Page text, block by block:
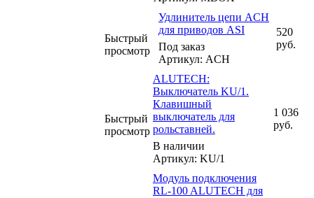
Быстрый
просмотр
Удлинитель цепи ACH
для приводов ASI
Под заказ
Артикул: ACH
520
руб.
Быстрый
просмотр
ALUTECH:
Выключатель KU/1.
Клавишный
выключатель для
рольставней.
В наличии
Артикул: KU/1
1 036
руб.
Модуль подключения
RL-100 ALUTECH для